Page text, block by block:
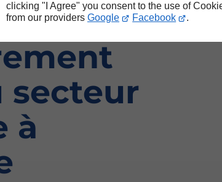
clicking "I Agree" you consent to the use of
from our providers Google Facebook .
secteur
à